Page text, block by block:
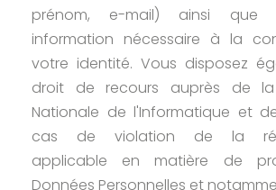
prénom, e-mail) ainsi que
information nécessaire à la
votre identité. Vous disposez
droit de recours auprès de la
Nationale de l'Informatique et
cas de violation de la
applicable en matière de
Données Personnelles et